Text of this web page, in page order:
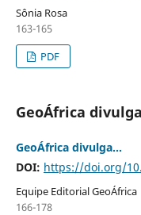
Sônia Rosa
163-165
PDF
GeoÁfrica
GeoÁfrica divulga...
DOI: https://doi.org/
Equipe Editorial GeoÁfrica
166-178